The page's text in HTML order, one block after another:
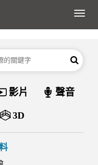
展
搜尋
料類型
影片 聲音
3D